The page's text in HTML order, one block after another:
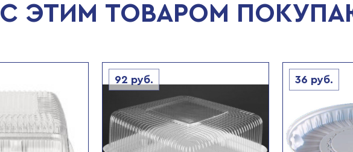
С ЭТИМ ТОВАРОМ
92 руб. 36 руб.